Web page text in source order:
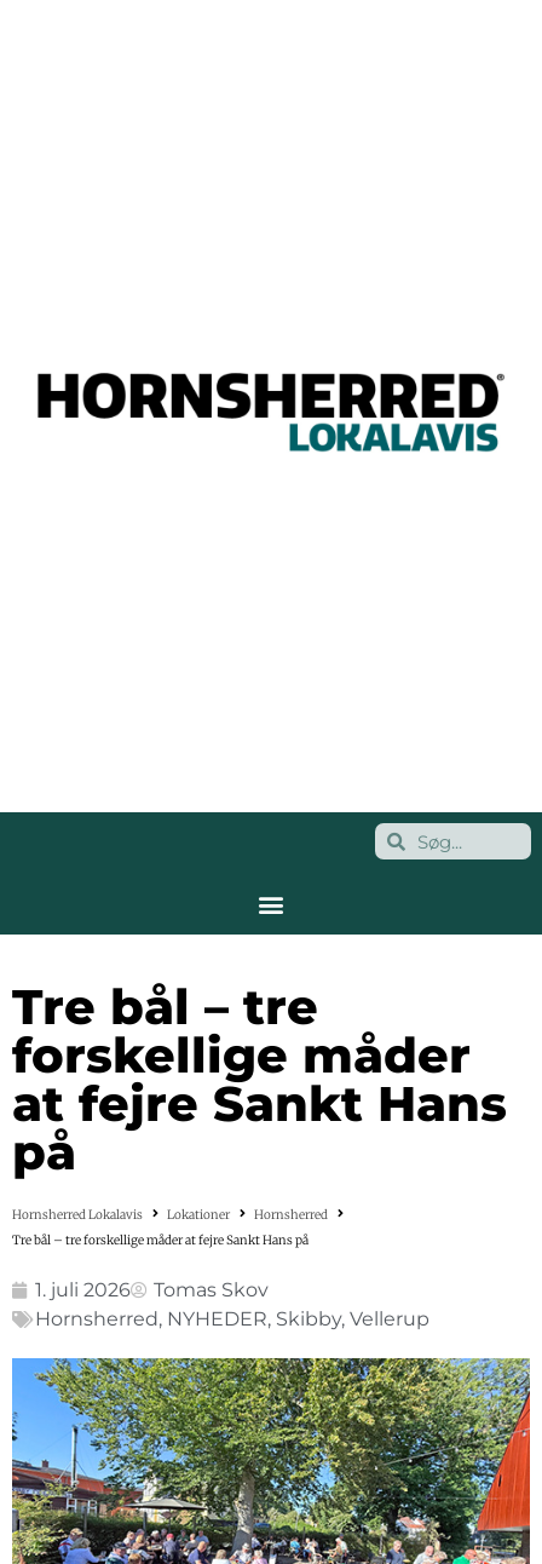
Tre bål – tre
forskellige måder
at fejre Sankt Hans
på
Hornsherred Lokalavis Lokationer
Hornsherred
Tre bål – tre forskellige måder at fejre Sankt Hans på
1. juli 2026
Tomas Skov
Hornsherred, NYHEDER, Skibby, Vellerup